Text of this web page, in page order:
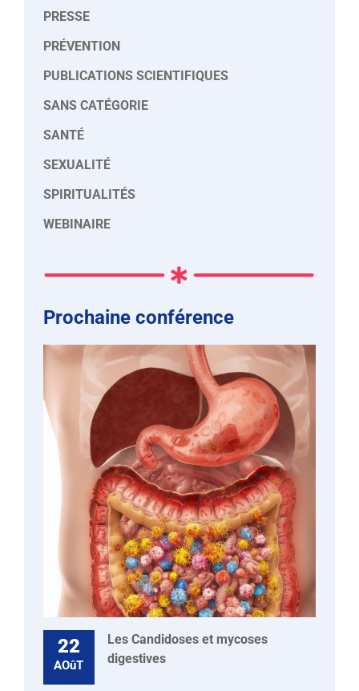
PRESSE
PRÉVENTION
PUBLICATIONS SCIENTIFIQUES
SANS CATÉGORIE
SANTÉ
SEXUALITÉ
SPIRITUALITÉS
WEBINAIRE
Prochaine conférence
22
AOûT
Les Candidoses et mycoses
digestives